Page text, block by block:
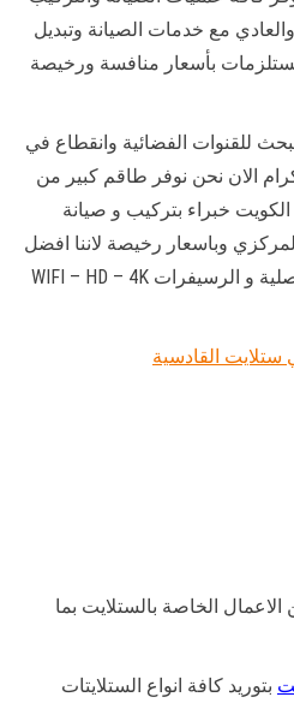
مع خدمات الصيانة وتبديل
بأسعار منافسة ورخيصة
للقنوات الفضائية وانقطاع في
الان نحن نوفر طاقم كبير من
خبراء بتركيب و صيانة
وباسعار رخيصة لاننا افضل
مركز توريد قطع الستلايت الاصلية و الرسيفرات WIFI – HD – 4K
ستلايت القادسية
الخاصة بالستلايت بما
بتوريد كافة انواع الستلايتات